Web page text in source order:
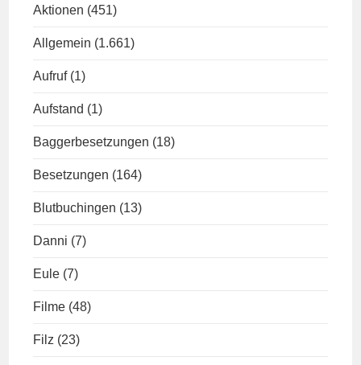
Aktionen (451)
Allgemein (1.661)
Aufruf (1)
Aufstand (1)
Baggerbesetzungen (18)
Besetzungen (164)
Blutbuchingen (13)
Danni (7)
Eule (7)
Filme (48)
Filz (23)